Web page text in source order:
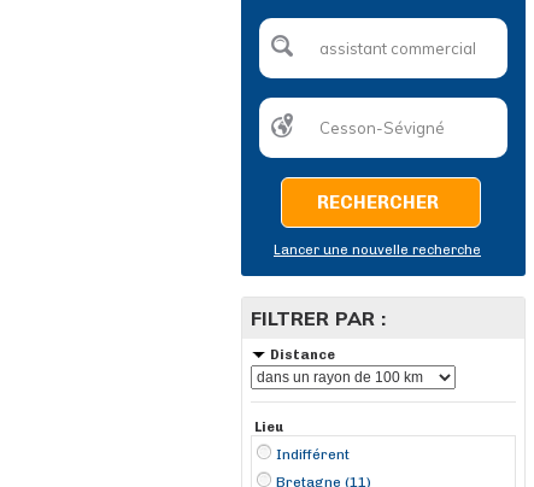
RECHERCHER
Lancer une nouvelle recherche
FILTRER PAR :
Distance
Lieu
Indifférent
Bretagne (11)